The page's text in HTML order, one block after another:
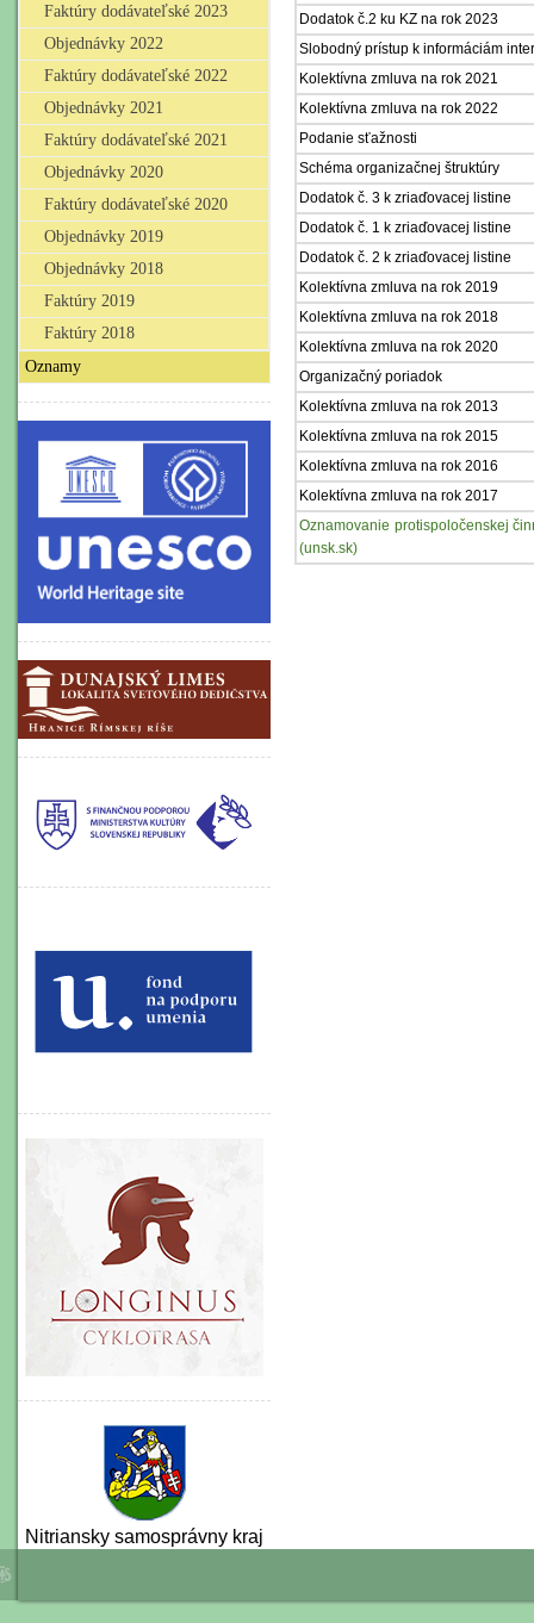
Faktúry dodávateľské 2023
Objednávky 2022
Faktúry dodávateľské 2022
Objednávky 2021
Faktúry dodávateľské 2021
Objednávky 2020
Faktúry dodávateľské 2020
Objednávky 2019
Objednávky 2018
Faktúry 2019
Faktúry 2018
Oznamy
Nitriansky samosprávny kraj
Dodatok č.2 ku KZ na rok 2023
Slobodný prístup k informáciám
Kolektívna zmluva na rok 2021
Kolektívna zmluva na rok 2022
Podanie sťažnosti
Schéma organizačnej štruktúry
Dodatok č. 3 k zriaďovacej listine
Dodatok č. 1 k zriaďovacej listine
Dodatok č. 2 k zriaďovacej listine
Kolektívna zmluva na rok 2019
Kolektívna zmluva na rok 2018
Kolektívna zmluva na rok 2020
Organizačný poriadok
Kolektívna zmluva na rok 2013
Kolektívna zmluva na rok 2015
Kolektívna zmluva na rok 2016
Kolektívna zmluva na rok 2017
Oznamovanie protispoločenskej
(unsk.sk)